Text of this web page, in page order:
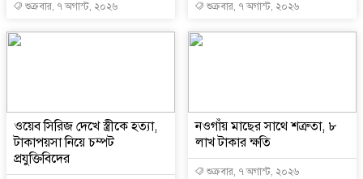
শুক্রবার, ৭ অগাস্ট, ২০২৬ শুক্রবার, ৭ অগাস্ট, ২০২৬
ওয়েব সিরিজ দেখে স্ত্রীকে হত্যা,
টাকাপয়সা নিয়ে চম্পট
প্রযুক্তিবিদের
নওগাঁয় মাছের সাথে শত্রুতা, ৮
লাখ টাকার ক্ষতি
শুক্রবার, ৭ অগাস্ট, ২০২৬